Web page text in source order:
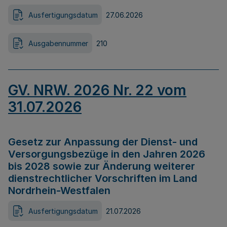
Ausfertigungsdatum 27.06.2026
Ausgabennummer 210
GV. NRW. 2026 Nr. 22 vom
31.07.2026
Gesetz zur Anpassung der Dienst- und
Versorgungsbezüge in den Jahren 2026
bis 2028 sowie zur Änderung weiterer
dienstrechtlicher Vorschriften im Land
Nordrhein-Westfalen
Ausfertigungsdatum 21.07.2026